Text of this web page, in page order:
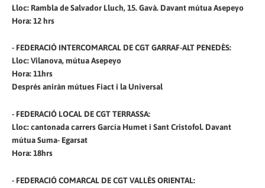
Lloc: Rambla de Salvador Lluch, 15. Gavà. Davant mútua Asepeyo
Hora: 12 hrs
- FEDERACIÓ INTERCOMARCAL DE CGT GARRAF-ALT PENEDÈS:
Lloc: Vilanova, mútua Asepeyo
Hora: 11hrs
Després aniràn mútues Fiact i la Universal
- FEDERACIÓ LOCAL DE CGT TERRASSA:
Lloc: cantonada carrers García Humet i Sant Cristofol. Davant
mútua Suma- Egarsat
Hora: 18hrs
- FEDERACIÓ COMARCAL DE CGT VALLÈS ORIENTAL: